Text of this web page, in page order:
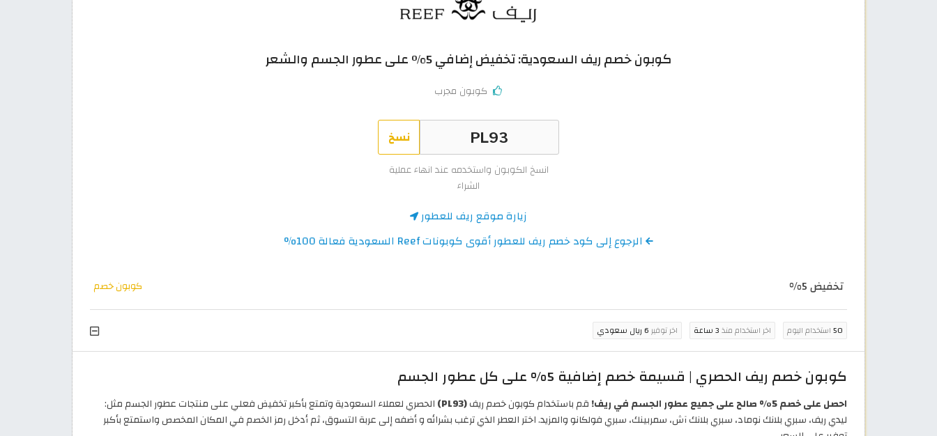
كوبون خصم ريف السعودية: تخفيض إضافي 5% على عطور الجسم والشعر
كوبون مجرب
نسخ
انسخ الكوبون واستخدمه عند انهاء عملية
الشراء
زيارة موقع ريف للعطور
الرجوع إلى كود خصم ريف للعطور أقوى كوبونات Reef السعودية فعالة 100%
تخفيض 5% كوبون خصم
50استخدام اليوم اخر استخدام منذ3 ساعة اخر توفير6 ريال سعودي
كوبون خصم ريف الحصري | قسيمة خصم إضافية 5% على كل عطور الجسم
احصل على خصم 5% صالح على جميع عطور الجسم في ريف! قم باستخدام كوبون خصم ريف(PL93)
الحصري لعملاء السعودية وتمتع بأكبر تخفيض فعلي على منتجات عطور الجسم مثل:
ليدي ريف، سبري بلانك نوماد، سبري بلانك آش، سمربينك، سبري فولكانو والمزيد. اختر العطر الذي ترغب بشرائه و أضفه إلى عربة التسوق، ثم أدخل رمز الخصم في المكان المخصص واستمتع بأكبر